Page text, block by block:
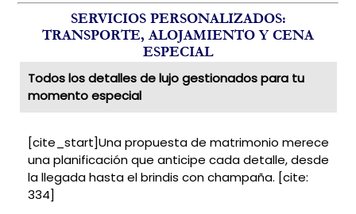
SERVICIOS PERSONALIZADOS:
TRANSPORTE, ALOJAMIENTO Y CENA
ESPECIAL
Todos los detalles de lujo gestionados para tu
momento especial
[cite_start]Una propuesta de matrimonio merece
una planificación que anticipe cada detalle, desde
la llegada hasta el brindis con champaña. [cite:
334]